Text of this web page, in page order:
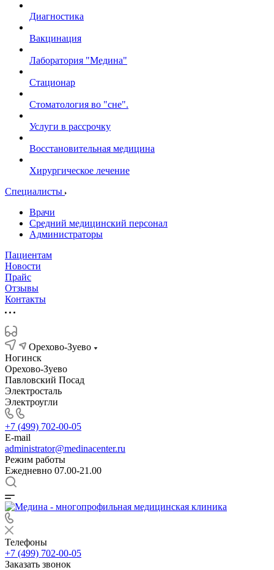
Диагностика
Вакцинация
Лаборатория "Медина"
Стационар
Стоматология во "сне".
Услуги в рассрочку
Восстановительная медицина
Хирургическое лечение
Специалисты
Врачи
Средний медицинский персонал
Администраторы
Пациентам
Новости
Прайс
Отзывы
Контакты
Орехово-Зуево
Ногинск
Орехово-Зуево
Павловский Посад
Электросталь
Электроугли
+7 (499) 702-00-05
E-mail
administrator@medinacenter.ru
Режим работы
Ежедневно 07.00-21.00
Телефоны
+7 (499) 702-00-05
Заказать звонок